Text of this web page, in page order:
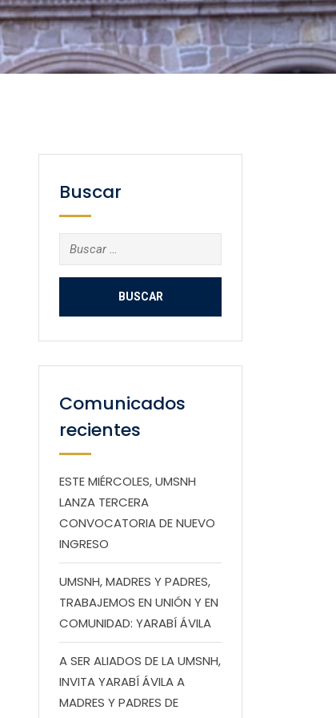
Buscar
Buscar:
Comunicados
recientes
ESTE MIÉRCOLES, UMSNH
LANZA TERCERA
CONVOCATORIA DE NUEVO
INGRESO
UMSNH, MADRES Y PADRES,
TRABAJEMOS EN UNIÓN Y EN
COMUNIDAD: YARABÍ ÁVILA
A SER ALIADOS DE LA UMSNH,
INVITA YARABÍ ÁVILA A
MADRES Y PADRES DE